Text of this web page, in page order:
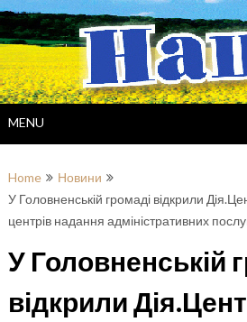
Skip
to
content
MENU
Home
Новини
У Головненській громаді відкрили
центрів надання адміністративних
У Головненській
відкрили